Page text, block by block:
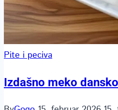
Pite i peciva
Izdašno meko